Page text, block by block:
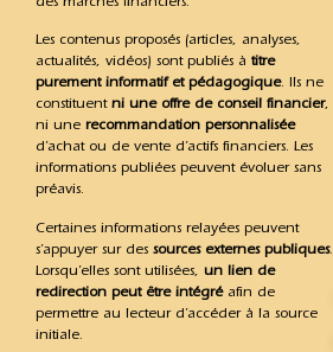
Les contenus proposés (articles, analyses,
actualités, vidéos) sont publiés à titre
purement informatif et pédagogique. Ils ne
constituent ni une offre de conseil financier,
ni une recommandation personnalisée
d’achat ou de vente d’actifs financiers. Les
informations publiées peuvent évoluer sans
préavis.
Certaines informations relayées peuvent
s’appuyer sur des sources externes publiques.
Lorsqu’elles sont utilisées, un lien de
redirection peut être intégréafin de
permettre au lecteur d’accéder à la source
initiale.